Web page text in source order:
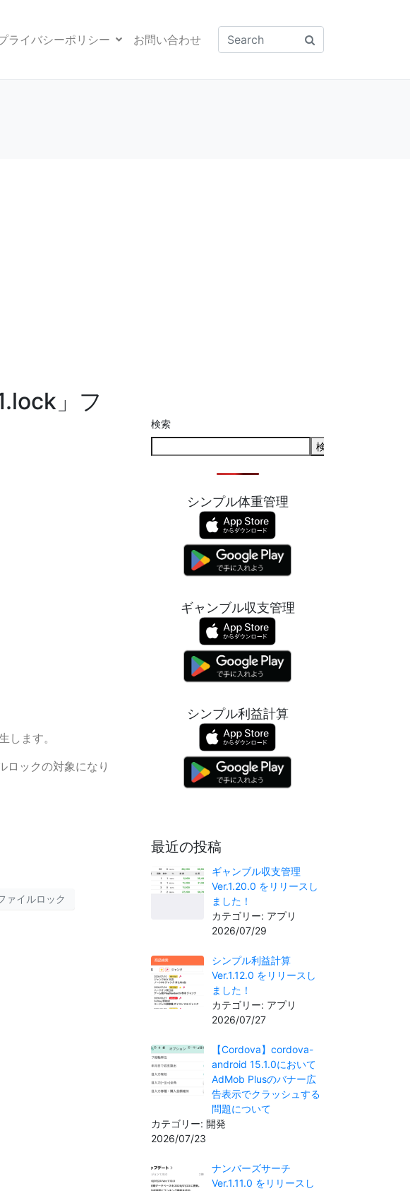
ライバシーポリシー お問い合わせ
」フ
します。
ロックの対象になり
ァイルロック
検索
検索
シンプル体重管理
ギャンブル収支管理
シンプル利益計算
最近の投稿
ギャンブル収支管理
Ver.1.20.0 をリリースし
ました！
カテゴリー: アプリ
2026/07/29
シンプル利益計算
Ver.1.12.0 をリリースし
ました！
カテゴリー: アプリ
2026/07/27
【Cordova】cordova-
android 15.1.0において
AdMob Plusのバナー広
告表示でクラッシュする
問題について
カテゴリー: 開発
2026/07/23
ナンバーズサーチ
Ver.1.11.0 をリリースし